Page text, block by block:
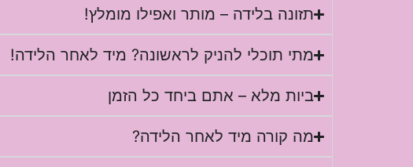
תזונה בלידה – מותר ואפילו מומלץ!
מתי תוכלי להניק לראשונה? מיד לאחר הלידה!
ביות מלא – אתם ביחד כל הזמן
מה קורה מיד לאחר הלידה?